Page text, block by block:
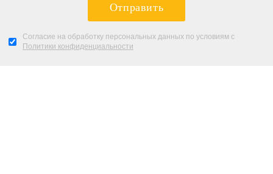
Отправить
Согласие на обработку персональных данных по условиям с
Политики конфиденциальности